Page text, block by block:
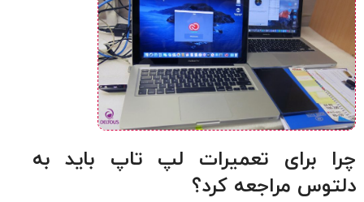
چرا برای تعمیرات لپ تاپ باید به
دلتوس مراجعه کرد؟